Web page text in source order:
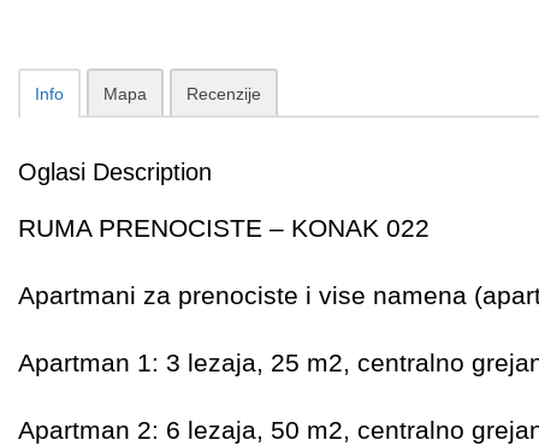
Info Mapa Recenzije
Oglasi Description
RUMA PRENOCISTE – KONAK 022
Apartmani za prenociste i vise namena
Apartman 1: 3 lezaja, 25 m2, centralno
Apartman 2: 6 lezaja, 50 m2, centralno